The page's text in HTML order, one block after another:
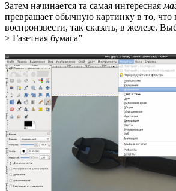
Затем начинается та самая интересная
превращает обычную картинку в то, что
воспроизвести, так сказать, в железе.
> Газетная бумага”